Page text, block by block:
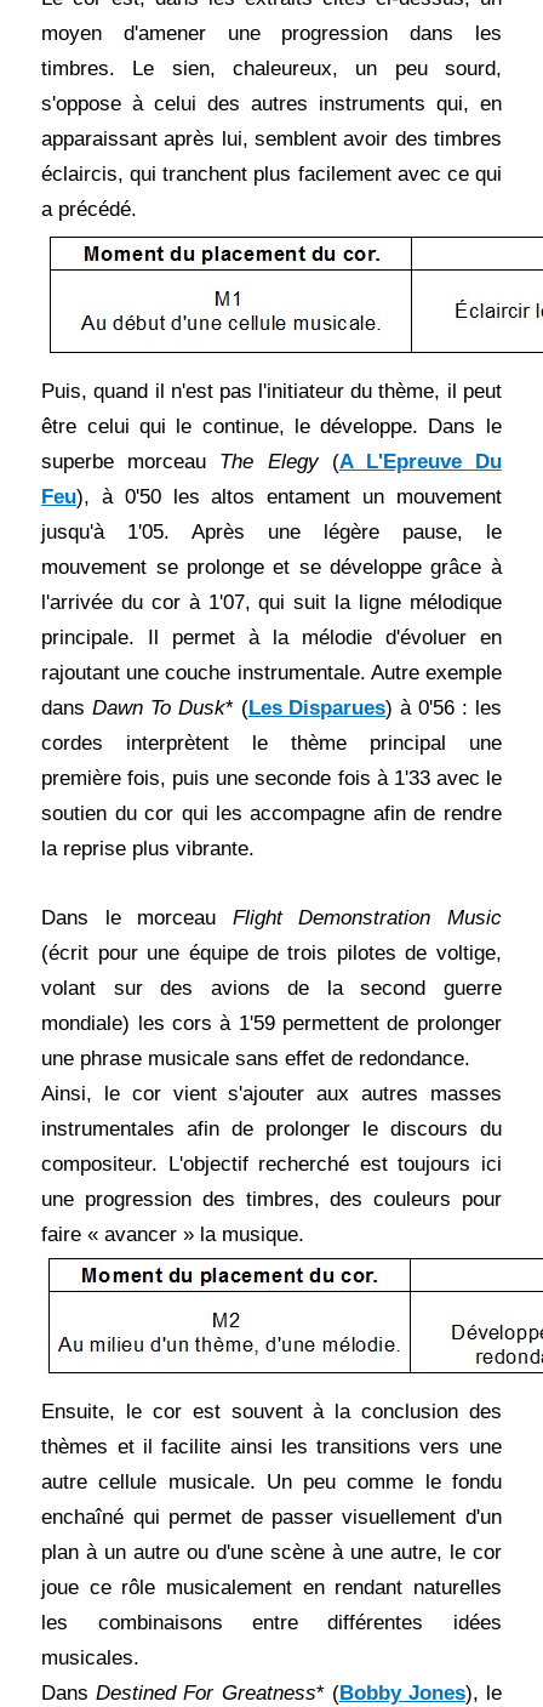
moyen d'amener une progression dans les
timbres. Le sien, chaleureux, un peu sourd,
s'oppose à celui des autres instruments qui, en
apparaissant après lui, semblent avoir des timbres
éclaircis, qui tranchent plus facilement avec ce qui
a précédé.
Puis, quand il n'est pas l'initiateur du thème, il peut
être celui qui le continue, le développe. Dans le
superbe morceau The Elegy(A L'Epreuve Du
Feu), à 0'50 les altos entament un mouvement
jusqu'à 1'05. Après une légère pause, le
mouvement se prolonge et se développe grâce à
l'arrivée du cor à 1'07, qui suit la ligne mélodique
principale. Il permet à la mélodie d'évoluer en
rajoutant une couche instrumentale. Autre exemple
dansDawn To Dusk* (Les Disparues) à 0'56 : les
cordes interprètent le thème principal une
première fois, puis une seconde fois à 1'33 avec le
soutien du cor qui les accompagne afin de rendre
la reprise plus vibrante.
Dans le morceau Flight Demonstration Music
(écrit pour une équipe de trois pilotes de voltige,
volant sur des avions de la second guerre
mondiale) les cors à 1'59 permettent de prolonger
une phrase musicale sans effet de redondance.
Ainsi, le cor vient s'ajouter aux autres masses
instrumentales afin de prolonger le discours du
compositeur. L'objectif recherché est toujours ici
une progression des timbres, des couleurs pour
faire « avancer » la musique.
Ensuite, le cor est souvent à la conclusion des
thèmes et il facilite ainsi les transitions vers une
autre cellule musicale. Un peu comme le fondu
enchaîné qui permet de passer visuellement d'un
plan à un autre ou d'une scène à une autre, le cor
joue ce rôle musicalement en rendant naturelles
les combinaisons entre différentes idées
musicales.
DansDestined For Greatness* (Bobby Jones), le